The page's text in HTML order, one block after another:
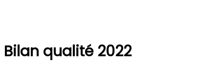
Bilan qualité 2022